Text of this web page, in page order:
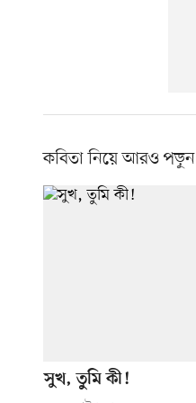
কবিতা নিয়ে আরও পড়ুন
সুখ, তুমি কী!